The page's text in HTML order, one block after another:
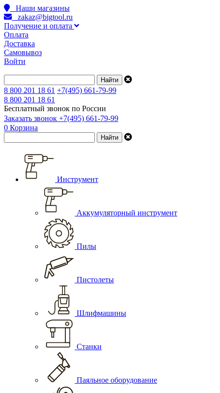
Наши магазины
zakaz@bigtool.ru
Получение и оплата
Оплата
Доставка
Самовывоз
Войти
8 800 201 18 61 +7(495) 661-79-99
8 800 201 18 61
Бесплатный звонок по России
Заказать звонок +7(495) 661-79-99
0 Корзина
Инструмент
Аккумуляторный инструмент
Пилы
Пистолеты
Шлифмашины
Станки
Паяльное оборудование